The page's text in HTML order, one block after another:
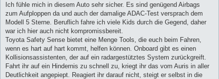
Ich fühle mich in diesem Auto sehr sicher. Es sind genügend Airbags
zum Aufploppen da und auch der damalige ADAC-Test versprach dem
Modell 5 Sterne. Beruflich fahre ich viele Kids durch die Gegend, daher
war ich hier auch nicht kompromissbereit.
Toyota Safety Sense bietet eine Menge Tools, die euch beim Fahren,
wenn es hart auf hart kommt, helfen können. Onboard gibt es einen
Kollisionsassistenten, der auf ein radargestütztes System zurückgreift.
Fahrt ihr auf ein Hindernis zu schnell zu, kriegt ihr das vom Auris in aller
Deutlichkeit angepiept. Reagiert ihr darauf nicht, steigt er selbst in die